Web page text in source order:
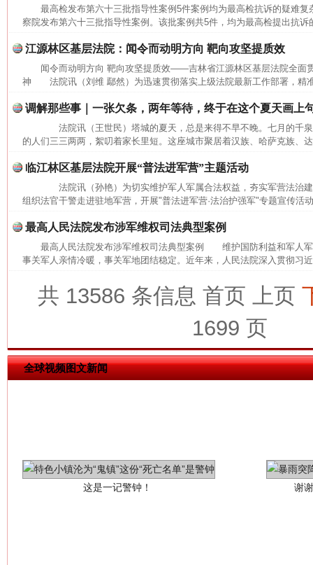
最高检发布第六十三批指导性案例5件案例均为最高检抗诉的疑
察院发布第六十三批指导性案例。该批案例共5件，均为最高检提出抗诉
江源林区基层法院：闻令而动明方向 靶向攻坚提质效
闻令而动明方向 靶向攻坚提质效——吉林省江源林区基层法院全面
神 法院讯（刘维 鄢然）为迅速贯彻落实上级法院最新工作部署，精
调解那些事｜一张欠条，两年等待，终于在这个夏天画上
法院讯（王世民）塔城的夏天，总是来得不早不晚。七月的千
的人们三三两两，絮叨着家长里短。这座城市聚居着汉族、哈萨克族、
临江林区基层法院开展“普法进军营”主题活动
法院讯（孙艳）为切实维护军人军属合法权益，夯实军营法治
组织法官干警走进驻地军营，开展"普法进军营·法治护强军"专题宣传活
最高人民法院发布涉军维权司法典型案例
最高人民法院发布涉军维权司法典型案例 维护国防利益和军人军
事关军人亲情冷暖，事关军地团结稳定。近年来，人民法院深入贯彻习
共 13586 条信息 首页 上页
1699 页
全球视频图文新闻
网上购药对药下症？